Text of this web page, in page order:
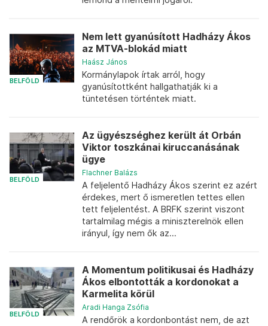
BELFÖLD
Nem lett gyanúsított Hadházy Ákos
az MTVA-blokád miatt
Haász János
Kormánylapok írtak arról, hogy
gyanúsítottként hallgathatják ki a
tüntetésen történtek miatt.
BELFÖLD
Az ügyészséghez került át Orbán
Viktor toszkánai kiruccanásának
ügye
Flachner Balázs
A feljelentő Hadházy Ákos szerint ez azért
érdekes, mert ő ismeretlen tettes ellen
tett feljelentést. A BRFK szerint viszont
tartalmilag mégis a miniszterelnök ellen
irányul, így nem ők az...
BELFÖLD
A Momentum politikusai és Hadházy
Ákos elbontották a kordonokat a
Karmelita körül
Aradi Hanga Zsófia
A rendőrök a kordonbontást nem, de azt